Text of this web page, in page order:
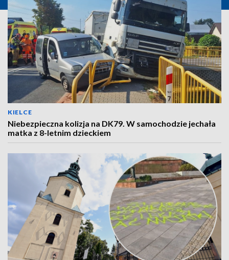
KIELCE
Niebezpieczna kolizja na DK79. W samochodzie jechała
matka z 8-letnim dzieckiem